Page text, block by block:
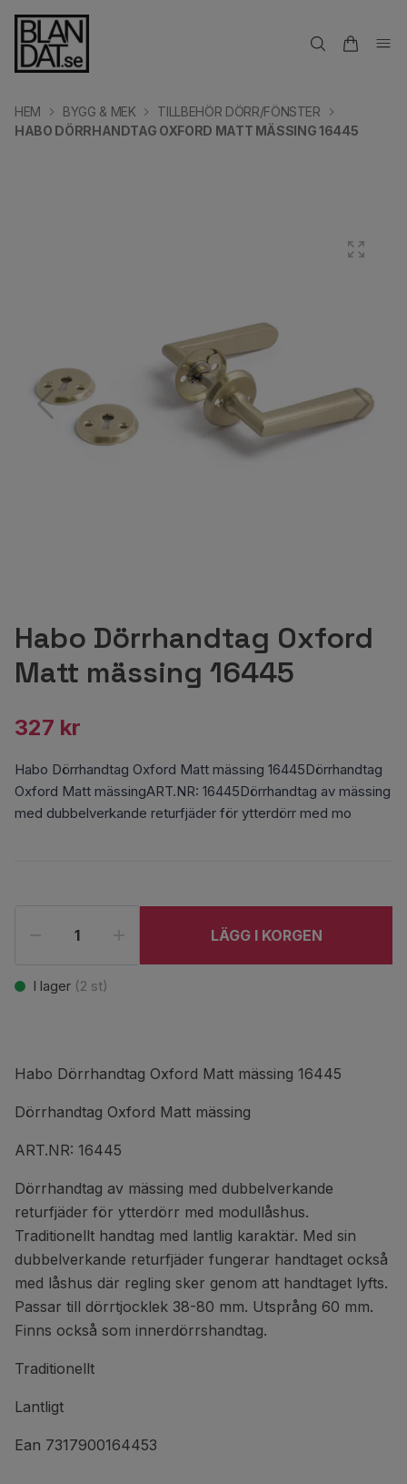
HEM BYGG & MEK
TILLBEHÖR DÖRR/FÖNSTER
HABO DÖRRHANDTAG OXFORD MATT MÄSSING 16445
Habo Dörrhandtag Oxford
Matt mässing 16445
327 kr
Habo Dörrhandtag Oxford Matt mässing 16445Dörrhandtag
Oxford Matt mässingART.NR: 16445Dörrhandtag av mässing
med dubbelverkande returfjäder för ytterdörr med mo
LÄGG I KORGEN
I lager (2 st)
Habo Dörrhandtag Oxford Matt mässing 16445
Dörrhandtag Oxford Matt mässing
ART.NR: 16445
Dörrhandtag av mässing med dubbelverkande
returfjäder för ytterdörr med modullåshus.
Traditionellt handtag med lantlig karaktär. Med sin
dubbelverkande returfjäder fungerar handtaget också
med låshus där regling sker genom att handtaget lyfts.
Passar till dörrtjocklek 38-80 mm. Utsprång 60 mm.
Finns också som innerdörrshandtag.
Traditionellt
Lantligt
Ean 7317900164453